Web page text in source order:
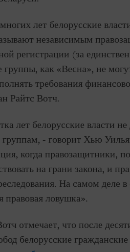
лет белорусские
независимым
регистрации (за
группы, как «Весна», не
требования
Райтс Вотч.
лет белорусские власти
- говорит Хью
когда правозащитники,
на грани закона, и
На самом деле
правовая ловушка».
отмечает, что после
белорусские